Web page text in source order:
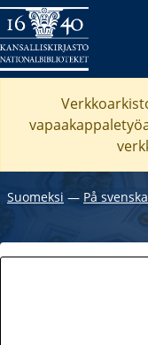
Suomeksi ― På svenska